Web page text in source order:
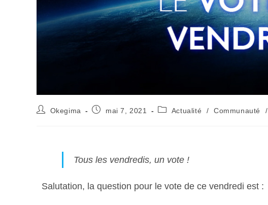
Okegima mai 7, 2021 Actualité / Communauté /
Tous les vendredis, un vote !
Salutation, la question pour le vote de ce vendredi est :